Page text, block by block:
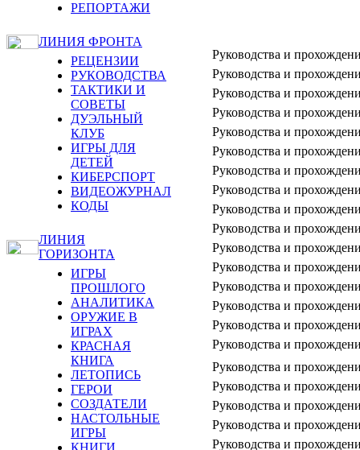
РЕПОРТАЖИ
ЛИНИЯ ФРОНТА
РЕЦЕНЗИИ
РУКОВОДСТВА
ТАКТИКИ И
СОВЕТЫ
ДУЭЛЬНЫЙ
КЛУБ
ИГРЫ ДЛЯ
ДЕТЕЙ
КИБЕРСПОРТ
ВИДЕОЖУРНАЛ
КОДЫ
ЛИНИЯ
ГОРИЗОНТА
ИГРЫ
ПРОШЛОГО
АНАЛИТИКА
ОРУЖИЕ В
ИГРАХ
КРАСНАЯ
КНИГА
ЛЕТОПИСЬ
ГЕРОИ
СОЗДАТЕЛИ
НАСТОЛЬНЫЕ
ИГРЫ
КНИГИ
Руководства и
Руководства и
Руководства и
Руководства и
Руководства и
Руководства и
Руководства и
Руководства и
Руководства и
Руководства и
Руководства и
Руководства и
Руководства и
Руководства и
Руководства и
Руководства и
Руководства и
Руководства и
Руководства и
Руководства и
Руководства и